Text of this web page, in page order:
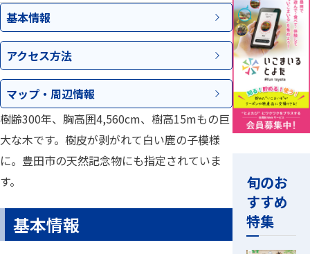
基本情報
アクセス方法
マップ・ 周辺情報
樹齢300年、胸高囲4,560cm、樹高15mもの巨
大な木です。樹皮が剥がれて白い鹿の子模様
に。豊田市の天然記念物にも指定されていま
す。
基本情報
旬のお
すすめ
特集